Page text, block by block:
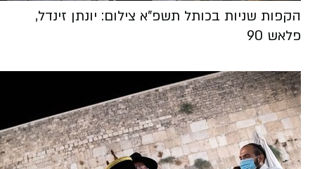
הקפות שניות בכותל תשפ"א צילום: יונתן זינדל,
פלאש 90